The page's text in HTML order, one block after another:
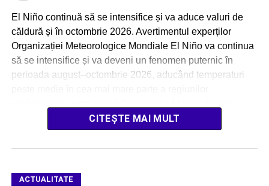
El Niño continuă să se intensifice și va aduce valuri de
căldură și în octombrie 2026. Avertimentul experților
Organizației Meteorologice Mondiale El Niño va continua
să se intensifice și va deveni un fenomen puternic în
perioada august–octombrie 2026, aducând temperaturi
Mondială (OMM). […]CITEȘTE MAI MULT
ACTUALITATE